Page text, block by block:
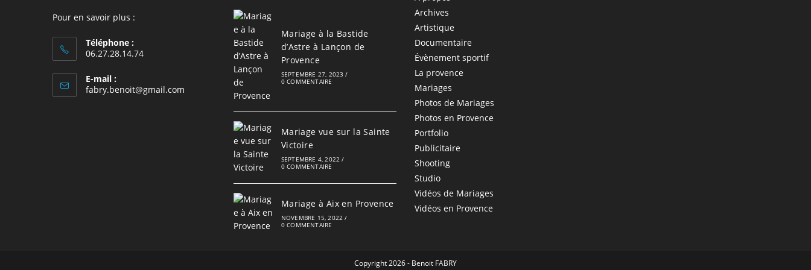
Pour en savoir plus :
Téléphone :
06.27.28.14.74
E-mail :
fabry.benoit@gmail.com
Mariage à la Bastide
d’Astre à Lançon de
Provence
SEPTEMBRE 27, 2023 /
0 COMMENTAIRE
Mariage vue sur la Sainte
Victoire
SEPTEMBRE 4, 2022 /
0 COMMENTAIRE
Mariage à Aix en Provence
NOVEMBRE 15, 2022 /
0 COMMENTAIRE
Archives
Artistique
Documentaire
Évènement sportif
La provence
Mariages
Photos de Mariages
Photos en Provence
Portfolio
Publicitaire
Shooting
Studio
Vidéos de Mariages
Vidéos en Provence
Copyright 2026 - Benoit FABRY